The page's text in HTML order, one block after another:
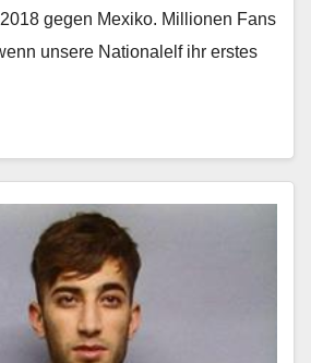
gegen Mexiko. Millionen Fans
unsere Nationalelf ihr erstes